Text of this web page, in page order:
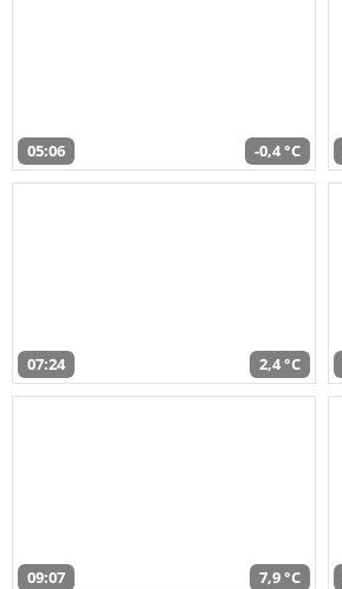
05:06 -0,4 °C
07:24 2,4 °C
09:07 7,9 °C